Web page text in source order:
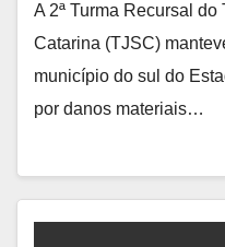
A 2ª Turma Recursal
Catarina (TJSC)
município do sul do
por danos materiais…